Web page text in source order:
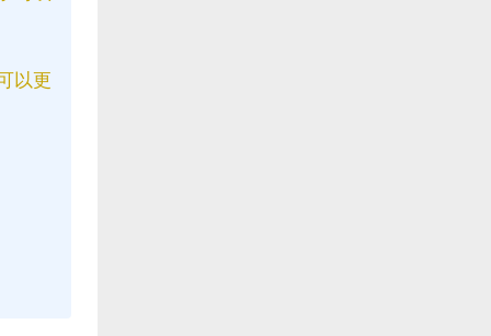
以更